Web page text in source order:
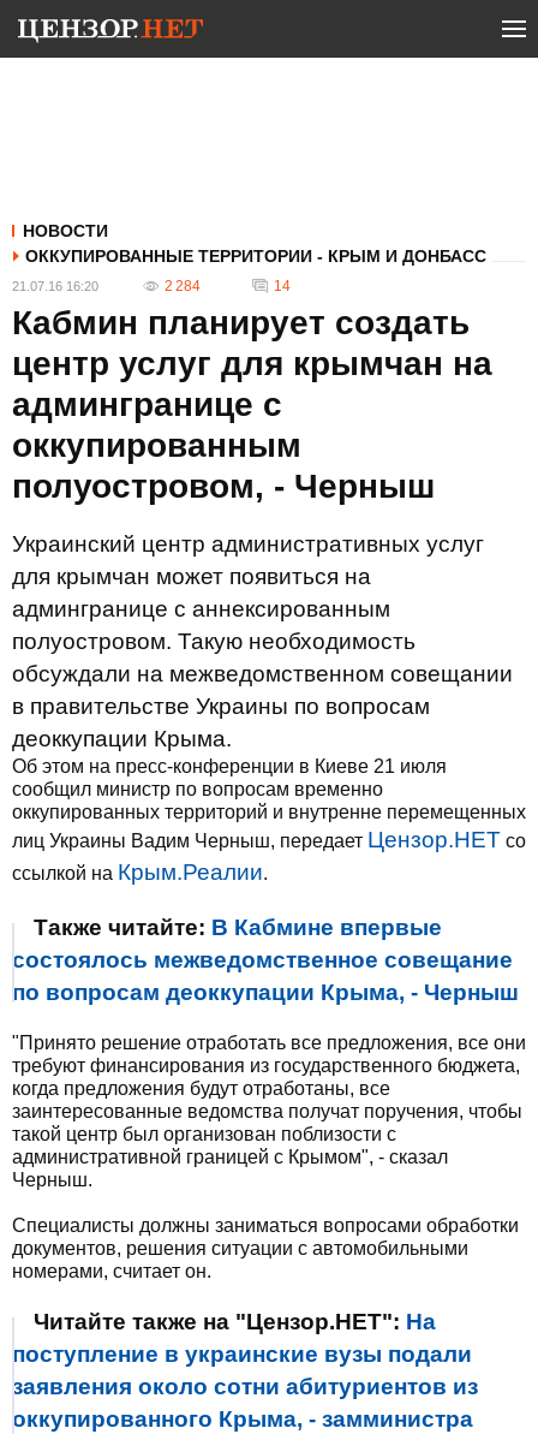
НОВОСТИ
ОККУПИРОВАННЫЕ ТЕРРИТОРИИ - КРЫМ И ДОНБАСС
21.07.16 16:20 2 284 14
Кабмин планирует создать
центр услуг для крымчан на
админгранице с
оккупированным
полуостровом, - Черныш
Украинский центр административных услуг
для крымчан может появиться на
админгранице с аннексированным
полуостровом. Такую необходимость
обсуждали на межведомственном совещании
в правительстве Украины по вопросам
деоккупации Крыма.
Об этом на пресс-конференции в Киеве 21 июля
сообщил министр по вопросам временно
оккупированных территорий и внутренне перемещенных
лиц Украины Вадим Черныш, передает Цензор.НЕТ со
ссылкой на Крым.Реалии.
Также читайте: В Кабмине впервые
состоялось межведомственное совещание
по вопросам деоккупации Крыма, - Черныш
"Принято решение отработать все предложения, все они
требуют финансирования из государственного бюджета,
когда предложения будут отработаны, все
заинтересованные ведомства получат поручения, чтобы
такой центр был организован поблизости с
административной границей с Крымом", - сказал
Черныш.
Специалисты должны заниматься вопросами обработки
документов, решения ситуации с автомобильными
номерами, считает он.
Читайте также на "Цензор.НЕТ": На
поступление в украинские вузы подали
заявления около сотни абитуриентов из
оккупированного Крыма, - замминистра